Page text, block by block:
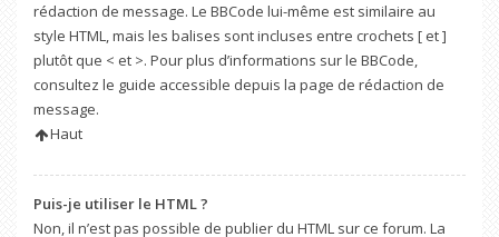
rédaction de message. Le BBCode lui-même est similaire au
style HTML, mais les balises sont incluses entre crochets [ et ]
plutôt que < et >. Pour plus d’informations sur le BBCode,
consultez le guide accessible depuis la page de rédaction de
message.
Haut
Puis-je utiliser le HTML ?
Non, il n’est pas possible de publier du HTML sur ce forum. La